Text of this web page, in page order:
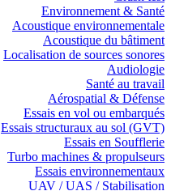
Environnement & Santé
Acoustique environnementale
Acoustique du bâtiment
Localisation de sources sonores
Audiologie
Santé au travail
Aérospatial & Défense
Essais en vol ou embarqués
Essais structuraux au sol (GVT)
Essais en Soufflerie
Turbo machines & propulseurs
Essais environnementaux
UAV / UAS / Stabilisation